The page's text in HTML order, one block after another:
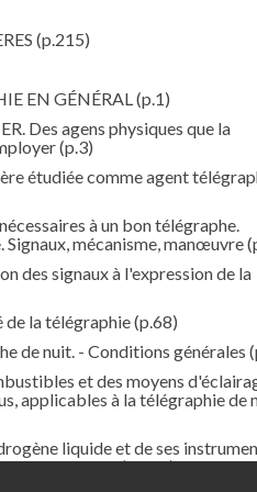
(p.215)
EN GÉNÉRAL (p.1)
Des agens physiques que la
(p.3)
étudiée comme agent
à un bon télégraphe.
Signaux, mécanisme, manœuvre
des signaux à l'expression de la
de la télégraphie(p.68)
de nuit. - Conditions générales
et des moyens
applicables à la télégraphie de
liquide et de ses
de nuit(p.142)